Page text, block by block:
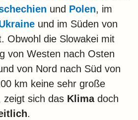
und Polen, im
und im Süden von
Obwohl die Slowakei mit
von Westen nach Osten
von Nord nach Süd von
km keine sehr große
zeigt sich das Klimadoch
.